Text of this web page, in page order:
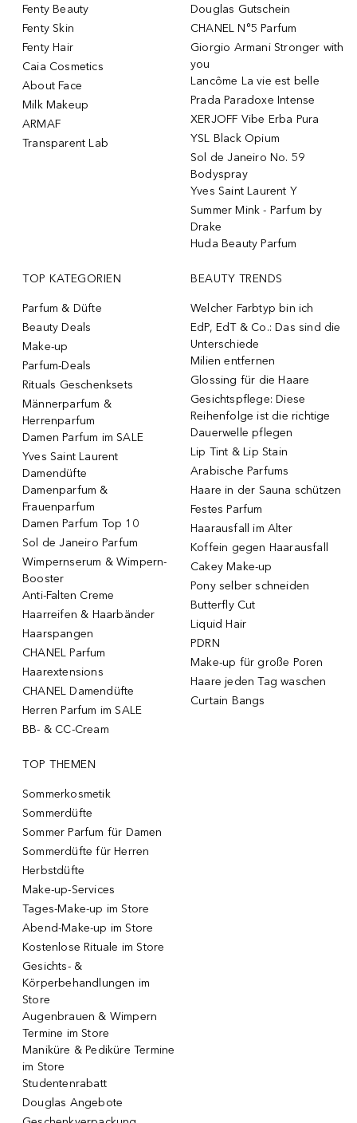
Fenty Beauty
Fenty Skin
Fenty Hair
Caia Cosmetics
About Face
Milk Makeup
ARMAF
Transparent Lab
Douglas Gutschein
CHANEL N°5 Parfum
Giorgio Armani Stronger with
you
Lancôme La vie est belle
Prada Paradoxe Intense
XERJOFF Vibe Erba Pura
YSL Black Opium
Sol de Janeiro No. 59
Bodyspray
Yves Saint Laurent Y
Summer Mink - Parfum by
Drake
Huda Beauty Parfum
TOP KATEGORIEN
Parfum & Düfte
Beauty Deals
Make-up
Parfum-Deals
Rituals Geschenksets
Männerparfum &
Herrenparfum
Damen Parfum im SALE
Yves Saint Laurent
Damendüfte
Damenparfum &
Frauenparfum
Damen Parfum Top 10
Sol de Janeiro Parfum
Wimpernserum & Wimpern-
Booster
Anti-Falten Creme
Haarreifen & Haarbänder
Haarspangen
CHANEL Parfum
Haarextensions
CHANEL Damendüfte
Herren Parfum im SALE
BB- & CC-Cream
BEAUTY TRENDS
Welcher Farbtyp bin ich
EdP, EdT & Co.: Das sind die
Unterschiede
Milien entfernen
Glossing für die Haare
Gesichtspflege: Diese
Reihenfolge ist die richtige
Dauerwelle pflegen
Lip Tint & Lip Stain
Arabische Parfums
Haare in der Sauna schützen
Festes Parfum
Haarausfall im Alter
Koffein gegen Haarausfall
Cakey Make-up
Pony selber schneiden
Butterfly Cut
Liquid Hair
PDRN
Make-up für große Poren
Haare jeden Tag waschen
Curtain Bangs
TOP THEMEN
Sommerkosmetik
Sommerdüfte
Sommer Parfum für Damen
Sommerdüfte für Herren
Herbstdüfte
Make-up-Services
Tages-Make-up im Store
Abend-Make-up im Store
Kostenlose Rituale im Store
Gesichts- &
Körperbehandlungen im
Store
Augenbrauen & Wimpern
Termine im Store
Maniküre & Pediküre Termine
im Store
Studentenrabatt
Douglas Angebote